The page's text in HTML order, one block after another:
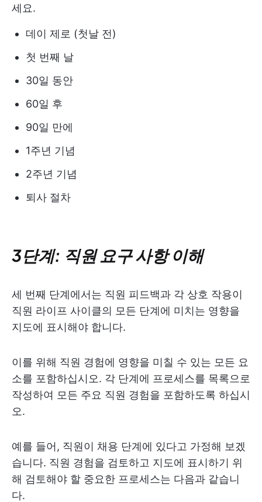
세요.
데이 제로 (첫날 전)
첫 번째 날
30일 동안
60일 후
90일 만에
1주년 기념
2주년 기념
퇴사 절차
3단계: 직원 요구 사항 이해
세 번째 단계에서는 직원 피드백과 각 상호 작용이
직원 라이프 사이클의 모든 단계에 미치는 영향을
지도에 표시해야 합니다.
이를 위해 직원 경험에 영향을 미칠 수 있는 모든 요
소를 포함하십시오. 각 단계에 프로세스를 목록으로
작성하여 모든 주요 직원 경험을 포함하도록 하십시
오.
예를 들어, 직원이 채용 단계에 있다고 가정해 보겠
습니다. 직원 경험을 검토하고 지도에 표시하기 위
해 검토해야 할 중요한 프로세스는 다음과 같습니
다.